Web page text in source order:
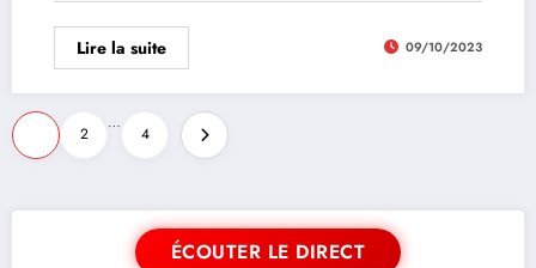
Lire la suite 09/10/2023
2
…
4
ÉCOUTER LE DIRECT